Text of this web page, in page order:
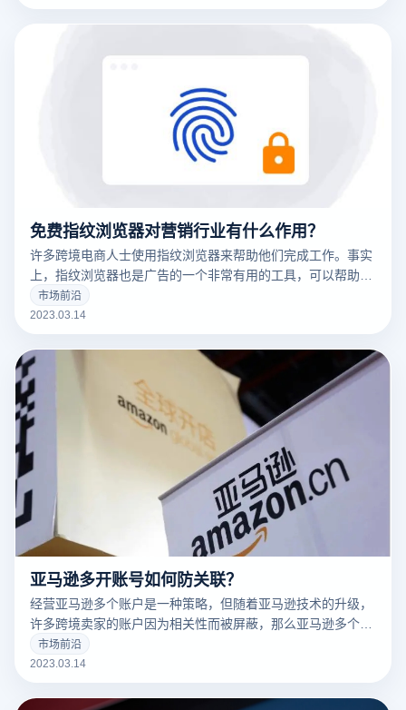
很大的不同
免费指纹浏览器对营销行业有什么作用？
许多跨境电商人士使用指纹浏览器来帮助他们完成工作。事实
上，指纹浏览器也是广告的一个非常有用的工具，可以帮助广
告营销人员解决许多问题。
市场前沿
2023.03.14
亚马逊多开账号如何防关联？
经营亚马逊多个账户是一种策略，但随着亚马逊技术的升级，
许多跨境卖家的账户因为相关性而被屏蔽，那么亚马逊多个账
户和多个商店的卖家如何防止相关性呢？有什么好的防关联方
法？
市场前沿
2023.03.14